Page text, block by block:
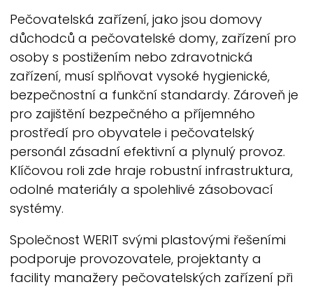
Pečovatelská zařízení, jako jsou domovy
důchodců a pečovatelské domy, zařízení pro
osoby s postižením nebo zdravotnická
zařízení, musí splňovat vysoké hygienické,
bezpečnostní a funkční standardy. Zároveň je
pro zajištění bezpečného a příjemného
prostředí pro obyvatele i pečovatelský
personál zásadní efektivní a plynulý provoz.
Klíčovou roli zde hraje robustní infrastruktura,
odolné materiály a spolehlivé zásobovací
systémy.
Společnost WERIT svými plastovými řešeními
podporuje provozovatele, projektanty a
facility manažery pečovatelských zařízení při